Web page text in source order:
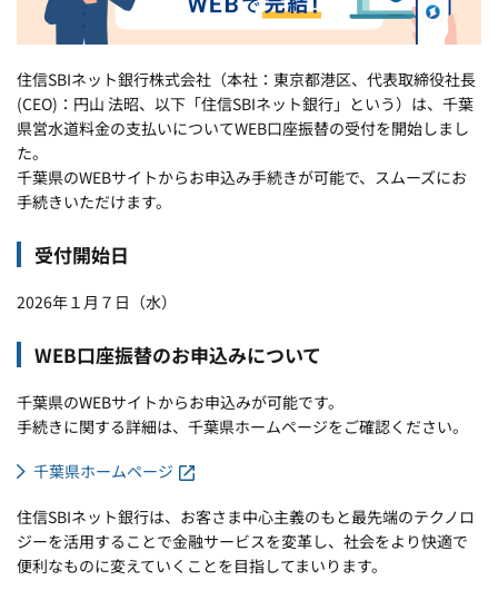
住信SBIネット銀行株式会社（本社：東京都港区、代表取締役社長
(CEO)：円山 法昭、以下「住信SBIネット銀行」という）は、千葉
県営水道料金の支払いについてWEB口座振替の受付を開始しまし
た。
千葉県のWEBサイトからお申込み手続きが可能で、スムーズにお
手続きいただけます。
受付開始日
2026年１月７日（水）
WEB口座振替のお申込みについて
千葉県のWEBサイトからお申込みが可能です。
手続きに関する詳細は、千葉県ホームページをご確認ください。
千葉県ホームページ
住信SBIネット銀行は、お客さま中心主義のもと最先端のテクノロ
ジーを活用することで金融サービスを変革し、社会をより快適で
便利なものに変えていくことを目指してまいります。